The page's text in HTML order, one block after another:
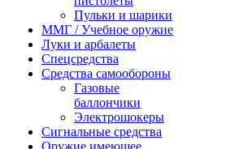
Пульки и шарики
ММГ / Учебное оружие
Луки и арбалеты
Спецсредства
Средства самообороны
Газовые
баллончики
Электрошокеры
Сигнальные средства
Оружие имеющее